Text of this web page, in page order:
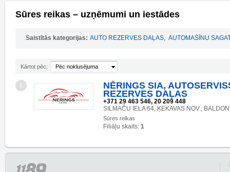
Sūres reikas – uzņēmumi un iestādes
Saistītās kategorijas: AUTO REZERVES DAĻAS, AUTOMAŠĪNU
Kārtot pēc: Pēc noklusējuma
1
NĒRINGS SIA,
REZERVES DAĻAS
+371 29 463 546, 20 209 448
SILMAČU IELA 64, ĶEKAVAS NOV.,
Sūres reikas
Filiāļu skaits: 1